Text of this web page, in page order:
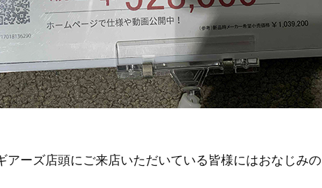
アーズ店頭にご来店いただいている皆様にはおなじみの